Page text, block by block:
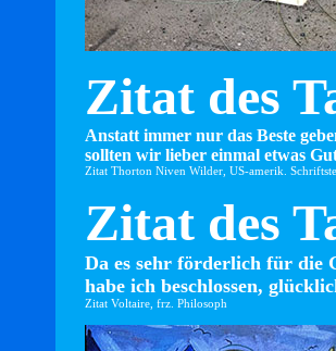
Zitat des
Anstatt immer nur das Beste
sollten wir lieber einmal etwas
Zitat Thorton Niven Wilder, US-amerik.
Zitat des
Da es sehr förderlich für die
habe ich beschlossen,
Zitat Voltaire, frz. Philosoph